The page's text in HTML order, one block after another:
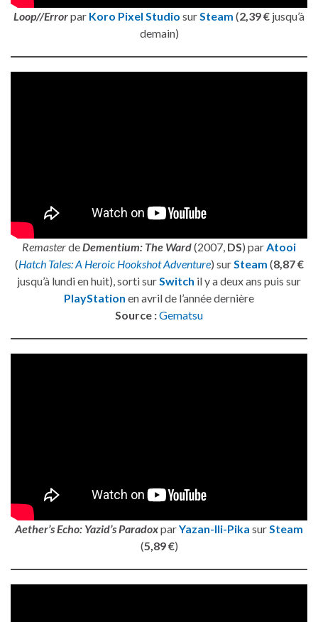
Loop//Errorpar Koro Pixel Studio surSteam (2,39 € jusqu’à
demain)
RemasterdeDementium: The Ward(2007, DS) parAtooi
(Hatch Tales: A Heroic Hookshot Adventure) surSteam (8,87 €
jusqu’à lundi en huit), sorti surSwitch il y a deux ans puis sur
PlayStation en avril de l’année dernière
Source :Gematsu
Aether’s Echo: Yazid’s ParadoxparYazan-Ili-Pika surSteam
(5,89 €)